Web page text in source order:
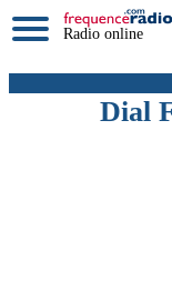
Radio online
Dial